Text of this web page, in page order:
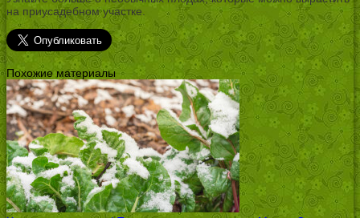
на приусадебном участке.
Похожие материалы